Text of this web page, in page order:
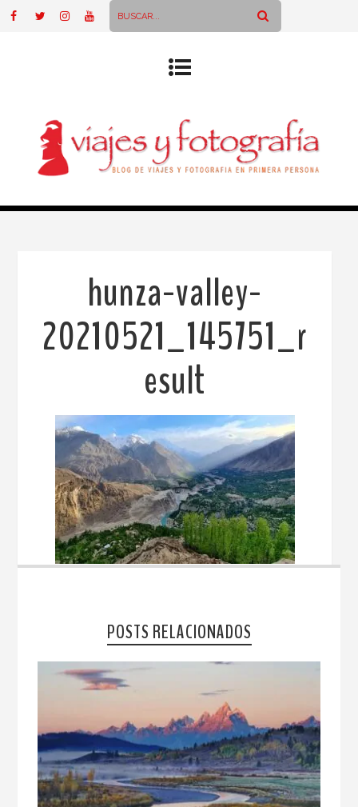
hunza-valley-
20210521_145751_r
esult
POSTS RELACIONADOS